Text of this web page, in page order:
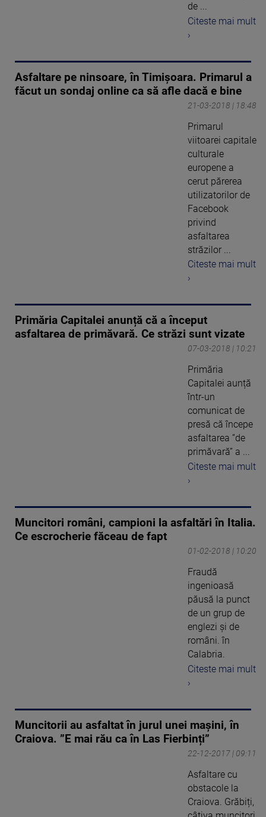
de ...
Citeste mai mult
›
Asfaltare pe ninsoare, în Timişoara. Primarul a
făcut un sondaj online ca să afle dacă e bine
21-03-2018 | 18:48
Primarul
viitoarei capitale
culturale
europene a
cerut părerea
utilizatorilor de
Facebook
privind
asfaltarea
străzilor ...
Citeste mai mult
›
Primăria Capitalei anunță că a început
asfaltarea de primăvară. Ce străzi sunt vizate
07-03-2018 | 10:21
Primăria
Capitalei aunță
într-un
comunicat de
presă că începe
asfaltarea ”de
primăvară” a ...
Citeste mai mult
›
Muncitori români, campioni la asfaltări în Italia.
Ce escrocherie făceau de fapt
01-02-2018 | 10:20
Fraudă
ingenioasă
păusă la punct
de un grup de
englezi şi de
români. în
Calabria.
Citeste mai mult
›
Muncitorii au asfaltat în jurul unei maşini, în
Craiova. ”E mai rău ca în Las Fierbinți”
22-12-2017 | 09:11
Asfaltare cu
obstacole la
Craiova. Grăbiți,